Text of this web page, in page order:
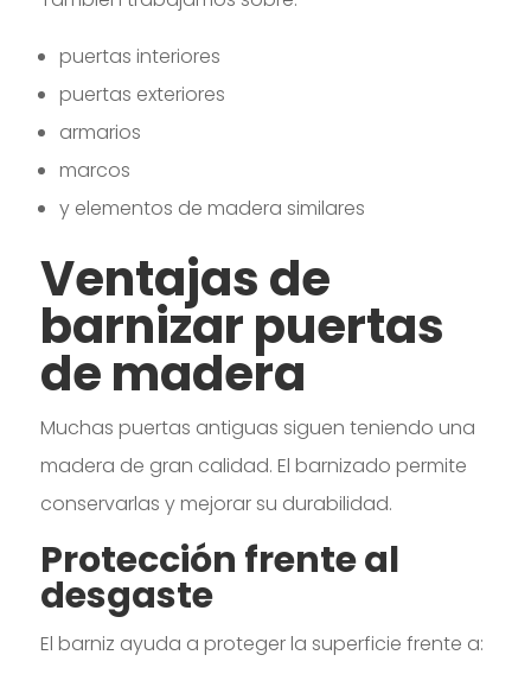
puertas interiores
puertas exteriores
armarios
marcos
y elementos de madera similares
Ventajas de
barnizar puertas
de madera
Muchas puertas antiguas siguen teniendo una
madera de gran calidad. El barnizado permite
conservarlas y mejorar su durabilidad.
Protección frente al
desgaste
El barniz ayuda a proteger la superficie frente a: